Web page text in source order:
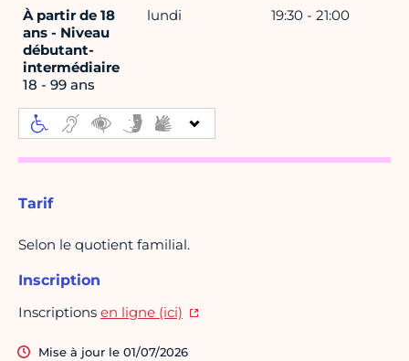
À partir de 18
ans - Niveau
débutant-
intermédiaire
18 - 99 ans
lundi 19:30 - 21:00
Tarif
Selon le quotient familial.
Inscription
Inscriptions en ligne (ici)
Mise à jour le 01/07/2026